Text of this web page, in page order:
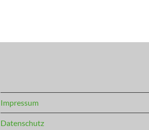
Impressum
Datenschutz